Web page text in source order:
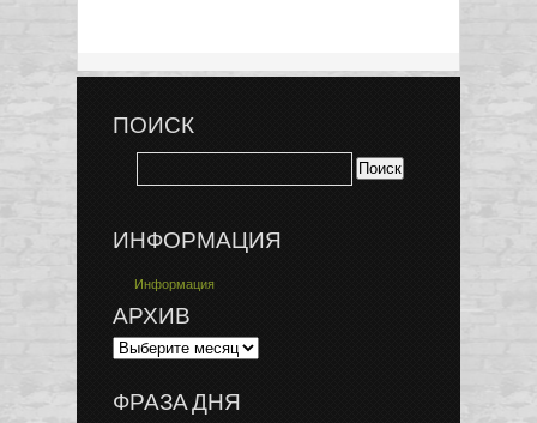
ПОИСК
ИНФОРМАЦИЯ
Информация
АРХИВ
ФРАЗА ДНЯ